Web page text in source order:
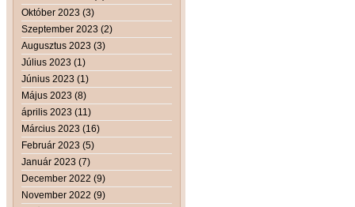
Október 2023 (3)
Szeptember 2023 (2)
Augusztus 2023 (3)
Július 2023 (1)
Június 2023 (1)
Május 2023 (8)
április 2023 (11)
Március 2023 (16)
Február 2023 (5)
Január 2023 (7)
December 2022 (9)
November 2022 (9)